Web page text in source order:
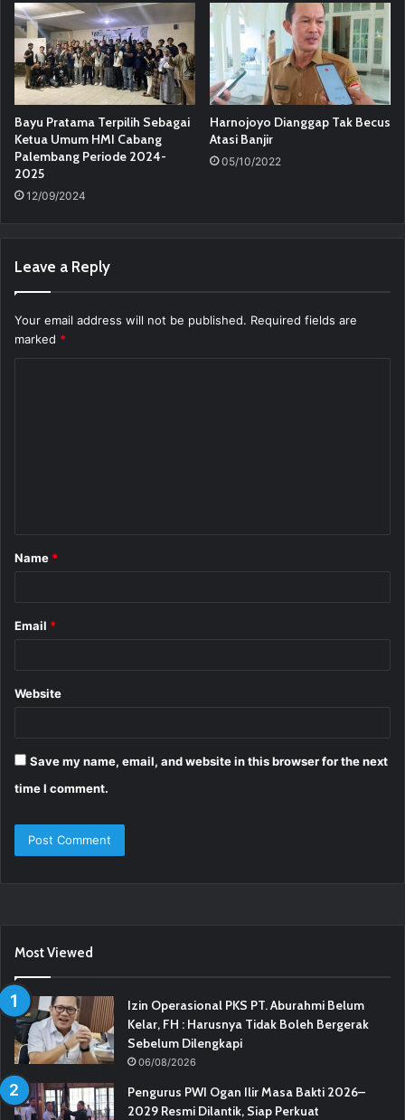
Bayu Pratama Terpilih Sebagai
Ketua Umum HMI Cabang
Palembang Periode 2024-
2025
12/09/2024
Harnojoyo Dianggap Tak Becus
Atasi Banjir
05/10/2022
Leave a Reply
Your email address will not be published. Required fields are
marked *
*
Name *
Email *
Website
Save my name, email, and website in this browser for the next
time I comment.
Most Viewed
Izin Operasional PKS PT. Aburahmi Belum
Kelar, FH : Harusnya Tidak Boleh Bergerak
Sebelum Dilengkapi
06/08/2026
Pengurus PWI Ogan Ilir Masa Bakti 2026–
2029 Resmi Dilantik, Siap Perkuat